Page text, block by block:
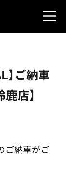
】ご納車
店】
ご納車がご